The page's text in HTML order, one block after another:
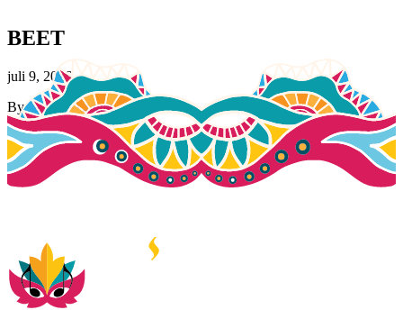
BEET
juli 9, 2026
By Jasmijn Tingen